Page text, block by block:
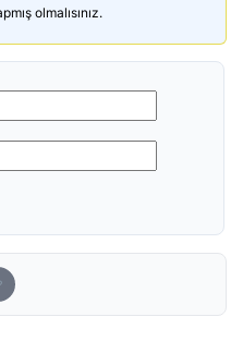
olmalısınız.